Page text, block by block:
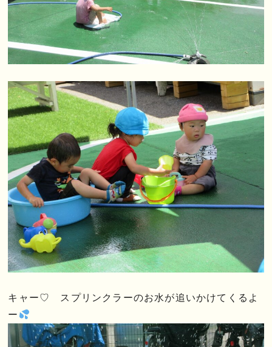
キャー♡ スプリンクラーのお水が追いかけてくるよ
ー